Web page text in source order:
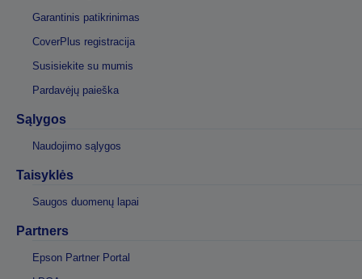
Garantinis patikrinimas
CoverPlus registracija
Susisiekite su mumis
Pardavėjų paieška
Sąlygos
Naudojimo sąlygos
Taisyklės
Saugos duomenų lapai
Partners
Epson Partner Portal